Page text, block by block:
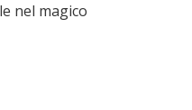
nel magico